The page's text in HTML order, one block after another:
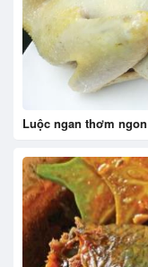
Luộc ngan thơm